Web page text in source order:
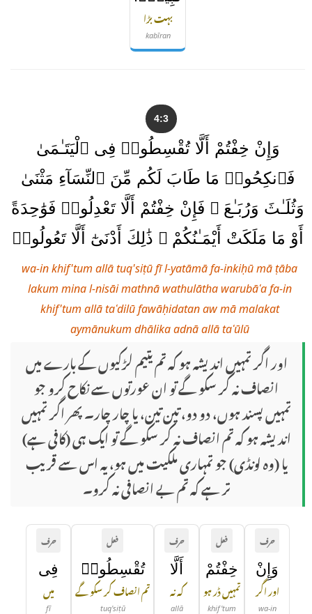
بہت بڑا
kabīran
4:3
وَإِنْ خِفْتُمْ أَلَّا تُقْسِطُوا۟ فِى ٱلْيَتَـٰمَىٰ
فَٱنكِحُوا۟ مَا طَابَ لَكُم مِّنَ ٱلنِّسَآءِ مَثْنَىٰ
وَثُلَـٰثَ وَرُبَـٰعَ ۖ فَإِنْ خِفْتُمْ أَلَّا تَعْدِلُوا۟ فَوَٰحِدَةً
أَوْ مَا مَلَكَتْ أَيْمَـٰنُكُمْ ۚ ذَٰلِكَ أَدْنَىٰٓ أَلَّا تَعُولُوا۟
wa-in khif'tum allā tuq'siṭū fī l-yatāmā fa-inkiḥū mā ṭāba
lakum mina l-nisāi mathnā wathulātha warubāʿa fa-in
khif'tum allā taʿdilū fawāḥidatan aw mā malakat
aymānukum dhālika adnā allā taʿūlū
اور اگر تمہیں اندیشہ ہو کہ تم یتیم لڑکیوں کے بارے میں
انصاف نہ کر سکو گے تو ان عورتوں سے نکاح کرو جو
تمہیں پسند ہوں، دو دو، تین تین، یا چار چار۔ پھر اگر تمہیں
اندیشہ ہو کہ تم انصاف نہ کر سکو گے تو ایک ہی (کافی ہے)
یا (وہ لونڈی) جو تمہاری ملکیت میں ہو، یہ اس سے قریب
تر ہے کہ تم بے انصافی نہ کرو۔
حرف
وَإِنْ
اور اگر
wa-in
فعل
خِفْتُمْ
تمہیں ڈر ہو
khif'tum
حرف
أَلَّا
کہ نہ
allā
فعل
تُقْسِطُوا۟
تم انصاف کر سکو گے
tuq'siṭū
حرف
فِى
میں
fī